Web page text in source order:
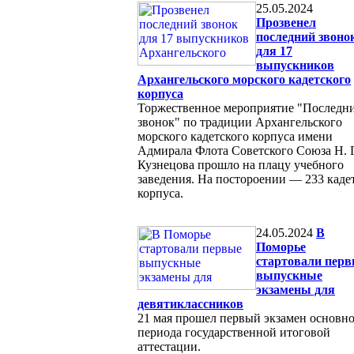
25.05.2024
Прозвенел
последний
для 17
выпускников
Архангельского морского кадетского
корпуса
Торжественное мероприятие
звонок" по традиции Архангельского
морского кадетского корпуса имени
Адмирала Флота Советского Союза Н.
Кузнецова прошло на плацу учебного
заведения. На постороении — 233
корпуса.
24.05.2024 В
Поморье
стартовали
выпускные
экзамены для
девятиклассников
21 мая прошел первый экзамен
периода государственной итоговой
аттестации.